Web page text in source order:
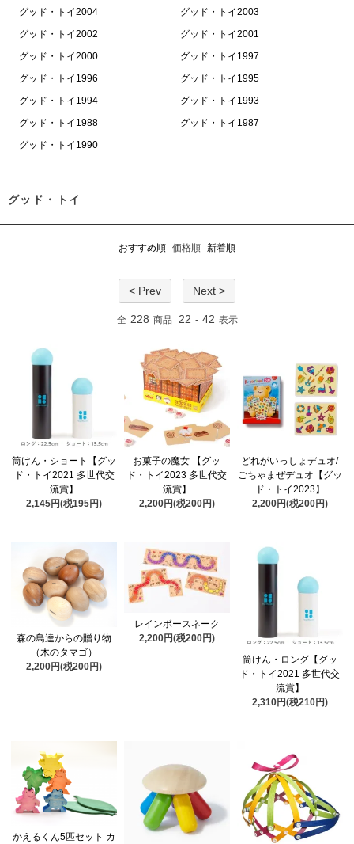
グッド・トイ2004
グッド・トイ2003
グッド・トイ2002
グッド・トイ2001
グッド・トイ2000
グッド・トイ1997
グッド・トイ1996
グッド・トイ1995
グッド・トイ1994
グッド・トイ1993
グッド・トイ1988
グッド・トイ1987
グッド・トイ1990
グッド・トイ
おすすめ順 価格順 新着順
< Prev Next >
全 228 商品 22 - 42 表示
筒けん・ショート【グッ
ド・トイ2021 多世代交
流賞】
2,145円(税195円)
お菓子の魔女 【グッ
ド・トイ2023 多世代交
流賞】
2,200円(税200円)
どれがいっしょデュオ/
ごちゃまぜデュオ【グッ
ド・トイ2023】
2,200円(税200円)
森の鳥達からの贈り物
（木のタマゴ）
2,200円(税200円)
レインボースネーク
2,200円(税200円)
筒けん・ロング【グッ
ド・トイ2021 多世代交
流賞】
2,310円(税210円)
かえるくん5匹セット カ